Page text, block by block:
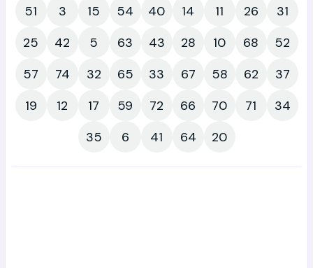
51
3 15 54 40 14 11 26
31
25
42 5 63 43 28 10 68
52
57
74 32 65 33 67 58 62
37
19
12 17 59 72 66 70 71
34
35
6 41 64 20